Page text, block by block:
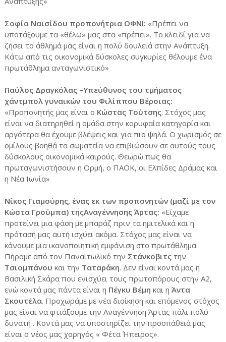
Σοφία Ναϊσίδου προπονήτρια ΟΦΝΙ: «Πρέπει να
υποτάξουμε τα «θέλω» μας στα «πρέπει». Το κλειδί για να
ζήσει το άθλημά μας είναι η πολύ δουλειά στην Ανάπτυξη.
Κάτω από τις οικονομικά δύσκολες συγκυρίες θέλουμε ένα
πρωτάθλημα ανταγωνιστικό»
Παύλος Δραγκόλας –Υπεύθυνος του τμήματος
χάντμπολ γυναικών του Φιλίππου Βέροιας:
«Προπονητής μας είναι ο Κώστας Τούτσης. Στόχος μας
είναι να διατηρηθεί η ομάδα στην κορυφαία κατηγορία και
αργότερα θα έχουμε βλέψεις και για πιο ψηλά. Ο χωρισμός σε
ομίλους βοηθά τα σωματεία να επιβιώσουν σε αυτούς τους
δύσκολους οικονομικά καιρούς. Θεωρώ πως θα
πρωταγωνιστήσουν η Ορμή, ο ΠΑΟΚ, οι Ελπίδες Δράμας και
η Νέα Ιωνία»
Νίκος Γιαμούρης, ένας εκ των προπονητών (μαζί με τον
Κώστα Γρούμπα) τηςΑναγέννησης Άρτας: «Είχαμε
προτείνει μια φάση με μπαράζ πριν τα ημιτελικά και η
πρότασή μας αυτή ισχύει ακόμα. Στόχος μας είναι να
κάνουμε μια ικανοποιητική εμφάνιση στο πρωτάθλημα.
Πήραμε από τον Παναιτωλικό την Στάνκοβιτςτην
Τσιομπάνου και την Ταταράκη. Δεν είναι κοντά μας η
Βασιλική Σκάρα που ενισχύει τους πρωτοπόρους στην Α2,
ενώ κοντά μας πάντα είναι η Πέγκυ Βέμη και η Άντα
Σκουτέλα. Προχωράμε με νέα διοίκηση και επόμενος στόχος
μας είναι να φτιάξουμε την Αναγέννηση Άρτας πάλι πολύ
δυνατή . Κοντά μας να υποστηρίζει την προσπάθειά μας
είναι ο νέος μας χορηγός « Φέτα Ήπειρος».